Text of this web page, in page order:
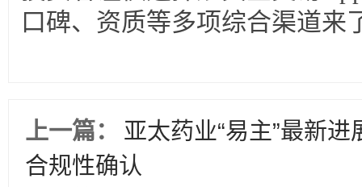
口碑、资质等多项综合渠道来
上一篇：
亚太药业“易主”最新
合规性确认